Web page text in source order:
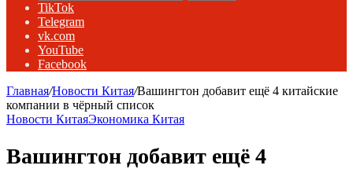
TikTok
Telegram
vk.com
YouTube
Facebook
Главная/Новости Китая/Вашингтон добавит ещё 4 китайские
компании в чёрный список
Новости КитаяЭкономика Китая
Вашингтон добавит ещё 4